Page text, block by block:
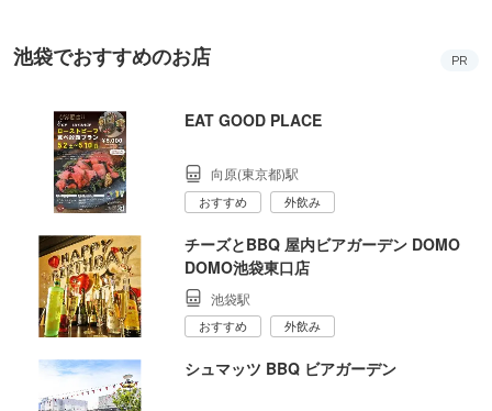
池袋でおすすめのお店 PR
EAT GOOD PLACE
向原(東京都)駅
おすすめ 外飲み
チーズとBBQ 屋内ビアガーデン DOMO
DOMO池袋東口店
池袋駅
おすすめ 外飲み
シュマッツ BBQ ビアガーデン